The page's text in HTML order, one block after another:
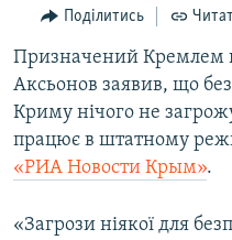
навігації
Перейти
до
пошуку
БЛОГИ
ПОГЛЯД
ІНТЕРВ'Ю
ВСЕ ЗА ДЕНЬ
СПЕЦПРОЕКТИ
ДЕПОРТАЦІЯ
ЯК ОБІЙТИ БЛОКУВАННЯ
Поділитись
Призначений Кремлем
Аксьонов заявив, що
Криму нічого не
працює в штатному
«РИА Новости Крым».
«Загрози ніякої для